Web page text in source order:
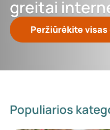
greitai
Peržiūrėkite
Populiarios